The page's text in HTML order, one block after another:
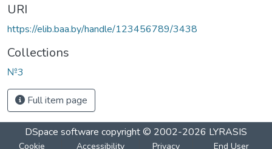
URI
https://elib.baa.by/handle/123456789/3438
Collections
№3
Full item page
DSpace software copyright © 2002-2026 LYRASIS
Cookie Accessibility Privacy End User